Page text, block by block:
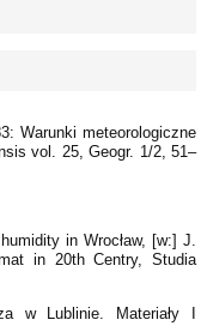
Warunki meteorologiczne
vol. 25, Geogr. 1/2, 51–
in Wrocław, [w:] J.
in 20th Centry, Studia
w Lublinie. Materiały I